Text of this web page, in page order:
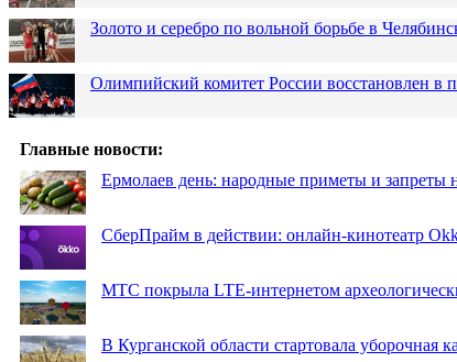
Золото и серебро по вольной борьбе в
Олимпийский комитет России восстановлен в
Главные новости:
Ермолаев день: народные приметы и запреты
СберПрайм в действии: онлайн-кинотеатр
МТС покрыла LTE-интернетом
В Курганской области стартовала уборочная